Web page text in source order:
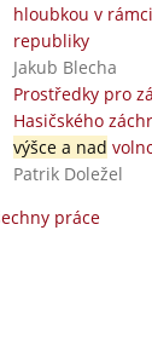
hloubkou v
republiky
Jakub Blecha
Prostředky pro
Hasičského
výšce a nad
Patrik Doležel
práce